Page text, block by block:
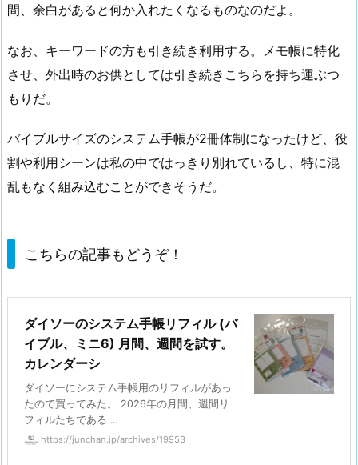
間、余白があると何か入れたくなるものなのだよ。
なお、キーワードの方も引き続き利用する。メモ帳に特化
させ、外出時のお供としては引き続きこちらを持ち運ぶつ
もりだ。
バイブルサイズのシステム手帳が2冊体制になったけど、役
割や利用シーンは私の中ではっきり別れているし、特に混
乱もなく組み込むことができそうだ。
こちらの記事もどうぞ！
ダイソーのシステム手帳リフィル (バ
イブル、ミニ6) 月間、週間を試す。
カレンダーシ
ダイソーにシステム手帳用のリフィルがあっ
たので買ってみた。 2026年の月間、週間リ
フィルたちである ...
https://junchan.jp/archives/19953